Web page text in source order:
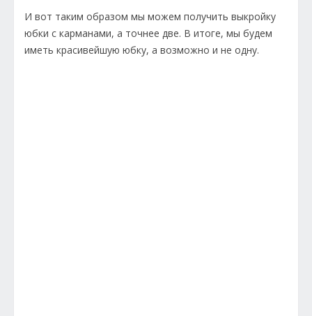
И вот таким образом мы можем получить выкройку
юбки с карманами, а точнее две. В итоге, мы будем
иметь красивейшую юбку, а возможно и не одну.